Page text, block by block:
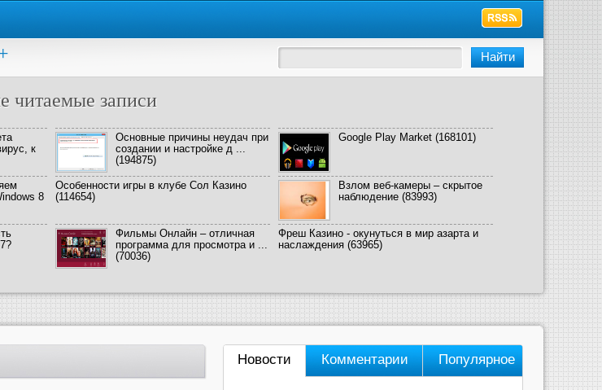
читаемые записи
к
Основные причины неудач при
создании и настройке д ...
(194875)
Google Play Market (168101)
8
Особенности игры в клубе Сол Казино
(114654)
Взлом веб-камеры – скрытое
наблюдение (83993)
Фильмы Онлайн – отличная
программа для просмотра и ...
(70036)
Фреш Казино - окунуться в мир азарта и
наслаждения (63965)
Новости Комментарии Популярное